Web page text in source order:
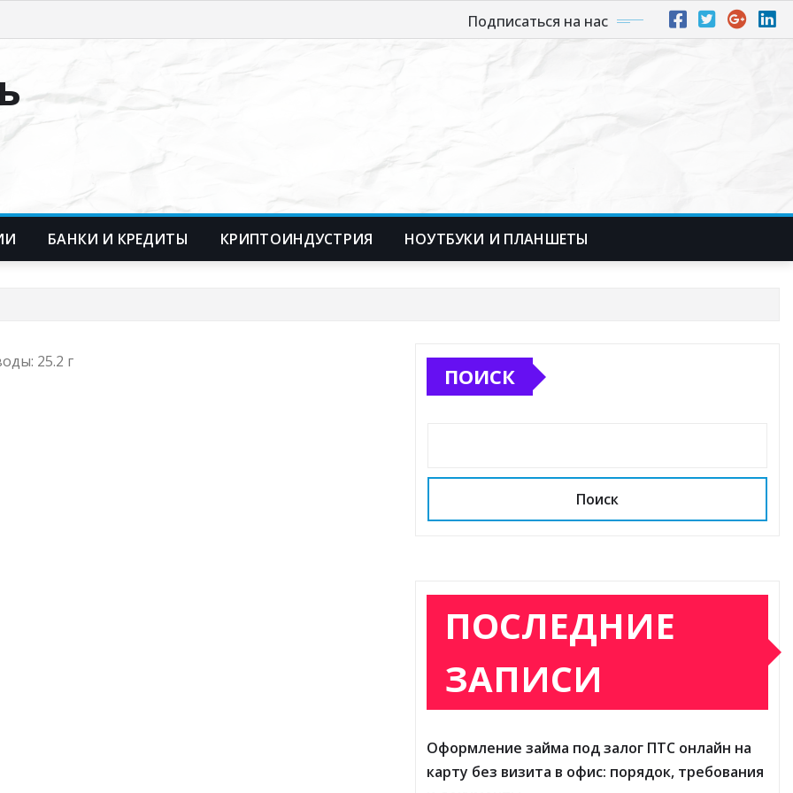
Подписаться на нас
БАНКИ И КРЕДИТЫ КРИПТОИНДУСТРИЯ НОУТБУКИ И ПЛАНШЕТЫ
25.2 г
ПОИСК
Поиск
ПОСЛЕДНИЕ
ЗАПИСИ
Оформление займа под залог ПТС онлайн на
карту без визита в офис: порядок, требования